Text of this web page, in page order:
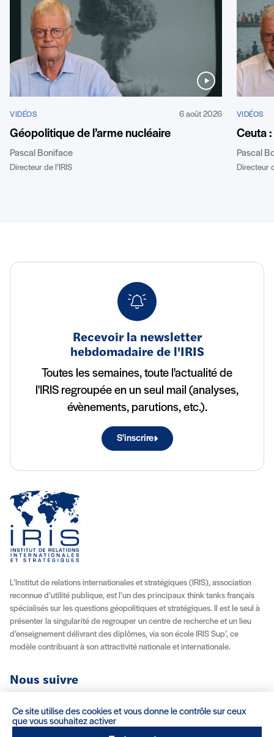
VIDÉOS 6 août 2026
Géopolitique de l’arme nucléaire
Pascal Boniface
Directeur de l’IRIS
VIDÉOS
Ceuta
Pascal
Directeur
Recevoir la newsletter
hebdomadaire de l'IRIS
Toutes les semaines, toute l'actualité de
l'IRIS regroupée en un seul mail (analyses,
évènements, parutions, etc.).
S'inscrire
L’Institut de relations internationales et stratégiques (IRIS), association
reconnue d’utilité publique, est l’un des principaux think tanks français
spécialisés sur les questions géopolitiques et stratégiques. Il est le seul à
présenter la singularité de regrouper un centre de recherche et un lieu
d’enseignement délivrant des diplômes, via son école IRIS Sup’, ce
modèle contribuant à son attractivité nationale et internationale.
Nous suivre
YoutubeInstagramFacebookX (Twitter)
LinkedinFlux RSS
À propos
Recrutement Locations Contact
Ce site utilise des cookies et vous donne le contrôle sur ceux
que vous souhaitez activer